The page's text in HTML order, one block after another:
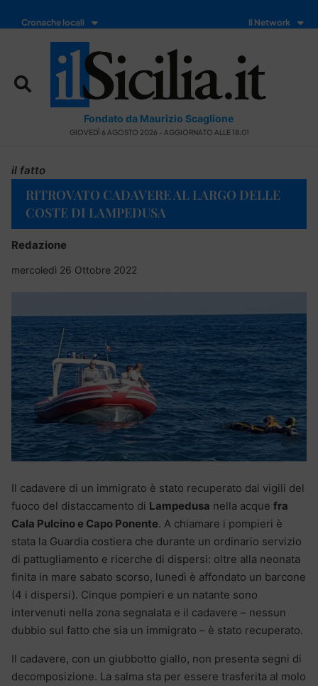
Cronache locali Il Network
Fondato da Maurizio Scaglione
GIOVEDÌ 6 AGOSTO 2026 - AGGIORNATO ALLE 18:01
il fatto
RITROVATO CADAVERE AL LARGO DELLE
COSTE DI LAMPEDUSA
Redazione
mercoledì 26 Ottobre 2022
Il cadavere di un immigrato è stato recuperato dai vigili del
fuoco del distaccamento di Lampedusa nella acque fra
Cala Pulcino e Capo Ponente. A chiamare i pompieri è
stata la Guardia costiera che durante un ordinario servizio
di pattugliamento e ricerche di dispersi: oltre alla neonata
finita in mare sabato scorso, lunedì è affondato un barcone
(4 i dispersi). Cinque pompieri e un natante sono
intervenuti nella zona segnalata e il cadavere – nessun
dubbio sul fatto che sia un immigrato – è stato recuperato.
Il cadavere, con un giubbotto giallo, non presenta segni di
decomposizione. La salma sta per essere trasferita al molo